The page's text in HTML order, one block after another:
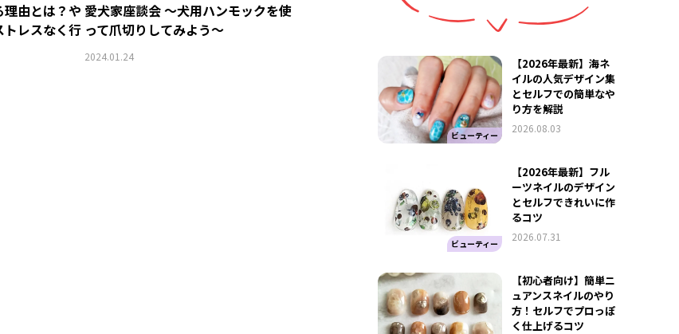
由とは？や
トレスなく行
愛犬家座談会 ～犬用ハンモックを使
って爪切りしてみよう～
2024.01.24
ビューティー
【2026年最新】海ネ
イルの人気デザイン集
とセルフでの簡単なや
り方を解説
2026.08.03
ビューティー
【2026年最新】フル
ーツネイルのデザイン
とセルフできれいに作
るコツ
2026.07.31
【初心者向け】簡単ニ
ュアンスネイルのやり
方！セルフでプロっぽ
く仕上げるコツ